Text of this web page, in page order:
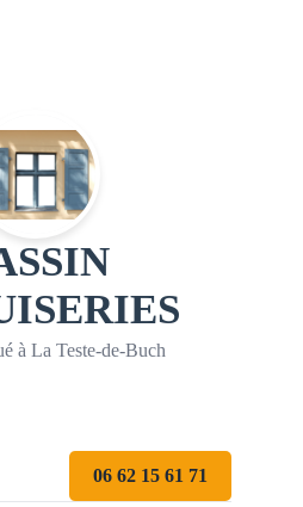
à La Teste-de-Buch
06 62 15 61 71